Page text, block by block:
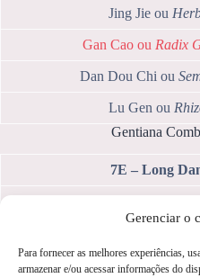
Gerenciar o
Para fornecer as melhores experiências,
armazenar e/ou acessar informações do
Jing Jie ou
Gan Cao ou Radix
Dan Dou Chi ou
Lu Gen ou
Gentiana
7E – Long
Shan Zhi Zi ou